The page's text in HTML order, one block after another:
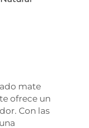
mate
ofrece un
Con las